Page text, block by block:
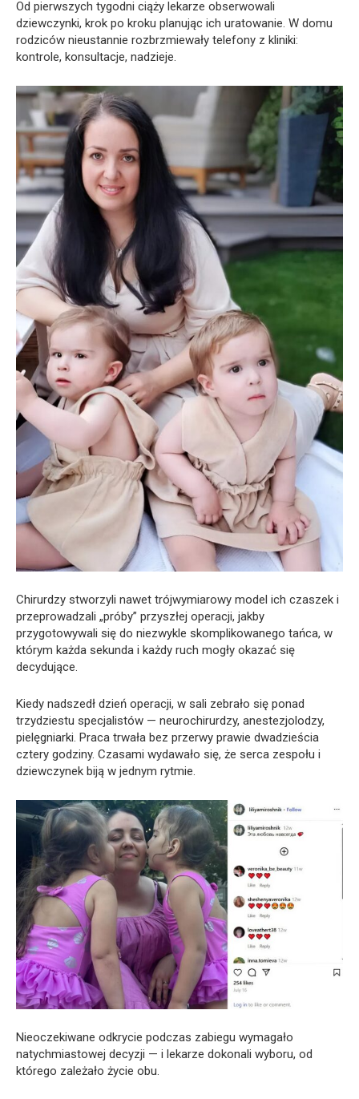
Od pierwszych tygodni ciąży lekarze obserwowali
dziewczynki, krok po kroku planując ich uratowanie. W domu
rodziców nieustannie rozbrzmiewały telefony z kliniki:
kontrole, konsultacje, nadzieje.
Chirurdzy stworzyli nawet trójwymiarowy model ich czaszek i
przeprowadzali „próby” przyszłej operacji, jakby
przygotowywali się do niezwykle skomplikowanego tańca, w
którym każda sekunda i każdy ruch mogły okazać się
decydujące.
Kiedy nadszedł dzień operacji, w sali zebrało się ponad
trzydziestu specjalistów — neurochirurdzy, anestezjolodzy,
pielęgniarki. Praca trwała bez przerwy prawie dwadzieścia
cztery godziny. Czasami wydawało się, że serca zespołu i
dziewczynek biją w jednym rytmie.
Nieoczekiwane odkrycie podczas zabiegu wymagało
natychmiastowej decyzji — i lekarze dokonali wyboru, od
którego zależało życie obu.